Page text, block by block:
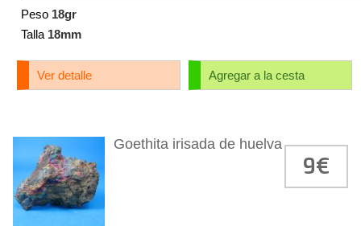
Peso 18gr
Talla 18mm
Agregar a la cesta
Ver detalle
Goethita irisada de huelva
9€